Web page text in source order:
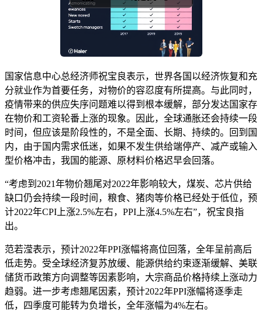
国家信息中心总经济师祝宝良表示，世界各国以经济恢复和充
分就业作为首要任务，对物价的容忍度有所提高。与此同时，
疫情带来的供应失序问题难以得到根本缓解，部分发达国家存
在物价和工资轮番上涨的现象。因此，全球通胀还会持续一段
时间，但应该是阶段性的，不是全面、长期、持续的。回到国
内，由于国内需求低迷，如果不发生供给端停产、减产或输入
型价格冲击，我国的能源、原材料价格迟早会回落。
“考虑到2021年物价翘尾对2022年影响较大，煤炭、芯片供给
缺口仍会持续一段时间，粮食、猪肉等价格已经处于低位，预
计2022年CPI上涨2.5%左右，PPI上涨4.5%左右”，祝宝良指
出。
范若滢表示，预计2022年PPI涨幅将高位回落，全年呈前高后
低走势。受全球经济复苏放缓、能源供给约束逐渐缓解、美联
储货币政策方向调整等因素影响，大宗商品价格持续上涨动力
趋弱。进一步考虑翘尾因素，预计2022年PPI涨幅将逐季走
低，四季度可能转为负增长，全年涨幅为4%左右。